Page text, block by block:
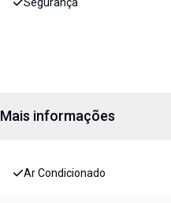
Segurança
Mais informações
Ar Condicionado